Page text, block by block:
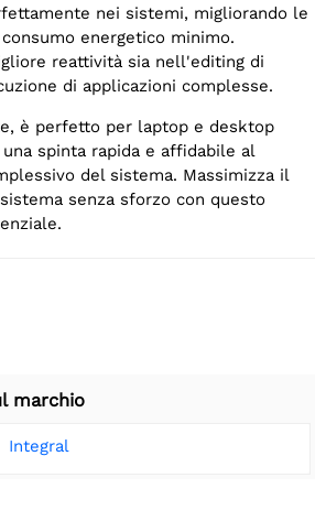
nei sistemi, migliorando le
energetico minimo.
reattività sia nell'editing di
di applicazioni complesse.
è perfetto per laptop e desktop
spinta rapida e affidabile al
del sistema. Massimizza il
senza sforzo con questo
marchio
Integral